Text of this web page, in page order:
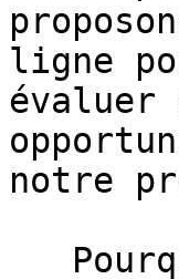
ligne
notre